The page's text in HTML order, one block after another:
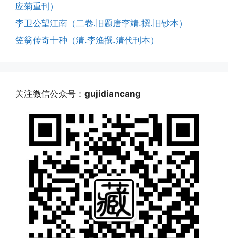
应菊重刊）
李卫公望江南（二卷.旧题唐李靖.撰.旧钞本）
笠翁传奇十种（清.李渔撰.清代刊本）
关注微信公众号： gujidiancang